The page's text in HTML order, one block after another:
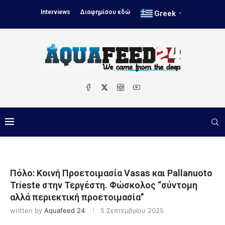
Interviews Διαφημίσου εδώ Greek ▼
Πόλο: Κοινή Προετοιμασία Vasas και Pallanuoto
Trieste στην Τεργέστη. Φώσκολος “σύντομη
αλλά περιεκτική προετοιμασία”
written by Aquafeed 24 5 Σεπτεμβρίου 2025